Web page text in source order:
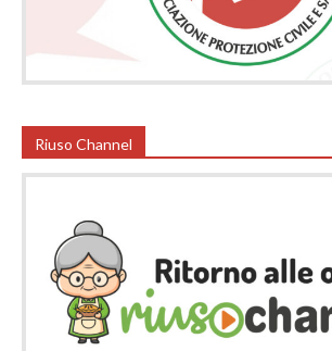
Riuso Channel